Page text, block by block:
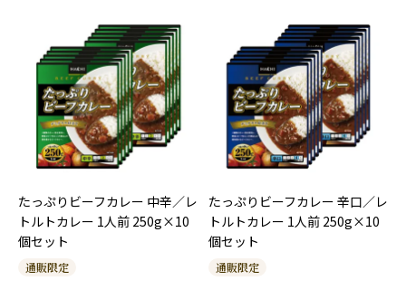
たっぷりビーフカレー 中辛／レ
トルトカレー 1人前 250g×10
個セット
通販限定
たっぷりビーフカレー 辛口／レ
トルトカレー 1人前 250g×10
個セット
通販限定